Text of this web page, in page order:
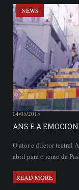
NEWS
04/05/2015
ANS E A
O ator e diretor teatral
abril para o reino da
READ MORE